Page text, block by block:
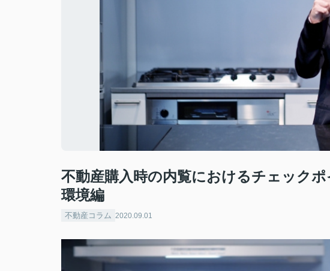
不動産購入時の内覧におけるチェック
環境編
不動産コラム 2020.09.01